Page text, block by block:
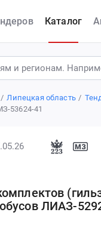
Каталог
Липецкая область
53624-41
ЛИАЗ-